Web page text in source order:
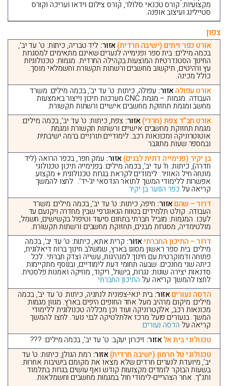
מקצועיות: קורס טכנאי סלולר, קורס צילום וידאו ועריכה וקורס
סטיילינג ועיצוב אופנה.
צפון
אורט כפר זיתים (ישיבה חרדית)אזור: ליד טבריה, כיתות: ט’ עד יב’,
בכמה מילים: בית ספר ופנימייה לנערים שאינם מתאימים למסגרות
החינוך הסטנדרטיות המוצעות בקהילה החרדית. מגמות: טכנולוגיות
עץ ורהיטים, תיקשוב מחשבים ורשתות תקשורת וחשמלאי מוסך.
כולל מכינה.
אורט עפולהאזור: עפולה, כיתות: ט’ עד יב’, בכמה מילים: משרד
העבודה. מגמות – מגמת CNC מערכות תיכון וייצור באמצעות
מחשב ומגמת תחזוקת מחשבים אישיים ורשתות תקשורת.
אורט חב”ד צפת (חרדי)אזור: צפת, כיתות: ט’ עד יב’, בכמה מילים:
מגמת תחזוקת מחשבים אישיים ורשתות תקשורת ומגמת
אוטוטרוניקה ומכונאות רכב. לימודיים תורניים ברמה ישיבתית
ובמספר שעות מתוגבר
בן יקיר (פנימייה דתית לבנים)אזור: עמק חפר, בכפר הרואה (ליד
חדרה), כיתות: ח’ עד יב’, בכמה מילים: בפנימייה תיכון טכנולוגי
מונחה חיל האוויר. לימודים לקראת בגרות טכנולוגית + מקצוע.
אפשרות ללימודי המשך לתואר הנדסאי יג’-יד’. לחצו להמשך
קריאה על כפר הנוער בן יקיר
דרור – שהםאזור: חיפה, כיתות: ט’ עד יב’, בכמה מילים: משרד
העבודה. קולט תלמידים בטווח הגאוגרפי שבין מחדרה ויקנעם עד
לעכו. המגמות: מוביל חברתי בתחום סיעוד וטיפול בקשישים, חשמל,
מולטימדיה, מסגרות מבנים, תחזוקת מחשבים ורשתות תקשורת.
דרור – התיכון החברתיאזור: קרית אתא, כיתות: ט’ עד יב’, בכמה
מילים: בית ספר ראשון מסוגו בארץ, שמשלב חינוך ברוח דיאלוגית,
פתוחה ודמוקרטית עם חינוך למנהיגות, עשייה וצדק חברתי. לכל
כיתה שני מחנכים. שבעה תחומי דעת לימודיים, ובנוסף מתקיימות
סדנאות יצירה שונות: נגרות, בישול, ריקוד, מוזיקה ואמנות פלסטית.
לחצו להמשך קריאה על התיכון החברתי
הדסה נעוריםאזור: בית ינאי-צפונית לנתניה, כיתות: ט’ עד יב’, בכמה
מילים: מיקום מרהיב מעל אחד החופים היפים בארץ. מגוון מגמות:
מכונאות רכב, אלקטרוניקה ועוד וכן מכללה טכנולוגית ללימודי
המשך. בנעורים פועל מרכז אלתלטיקה לבני נוער. לחצו להמשך
קריאה על הדסה נעורים
טכנולוגי בית אלאזור: זיכרון יעקב: ט’ עד יב’, בכמה מילים: ???
טכנולוגי טל חרמון (ישיבה חרדית)אזור: רמת הגולן, כיתות: ט’ עד
יב’, מיועדת לנערים חרדים שלא מצאו את מקומם בישיבות אחרות.
בשעות הבוקר לומדים מקצועות קודש ואף עושים בגרות בתלמוד
ותנ”ך. אחר הצהריים-לימודי חול במגמות מחשבים וחשמלאות.